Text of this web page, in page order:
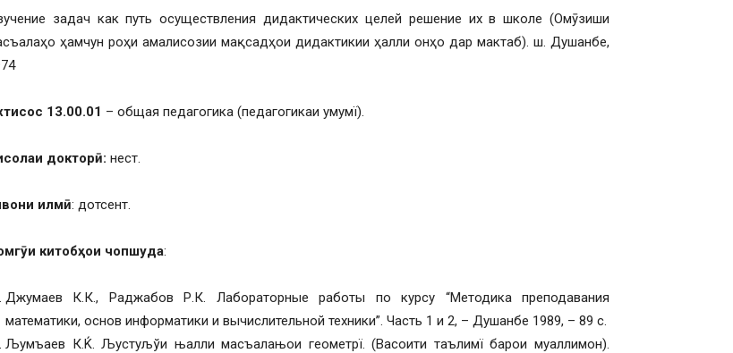
задач как путь осуществления дидактических целей решение их в школе (Омӯзиши
ҳамчун роҳи амалисозии мақсадҳои дидактикии ҳалли онҳо дар мактаб). ш. Душанбе,
13.00.01 – общая педагогика (педагогикаи умумї).
докторӣ: нест.
илмӣ: дотсент.
китобҳои чопшуда:
Джумаев К.К., Раджабов Р.К. Лабораторные работы по курсу “Методика преподавания
математики, основ информатики и вычислительной техники”. Часть 1 и 2, – Душанбе 1989, – 89 с.
Љумъаев К.Ќ. Љустуљўи њалли масъалањои геометрї. (Васоити таълимї барои муаллимон).